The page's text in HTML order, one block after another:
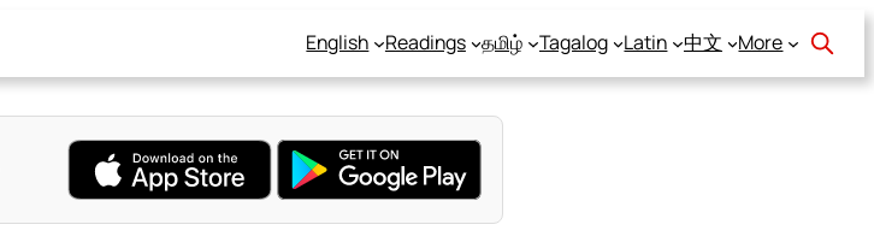
English Readings தமிழ் Tagalog Latin 中文 More